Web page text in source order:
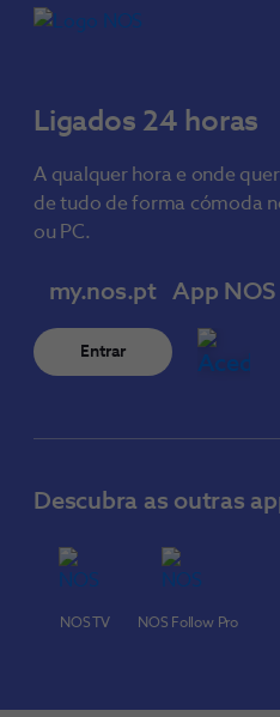
Ligados 24 horas
A qualquer hora e onde
de tudo de forma cómoda
ou PC.
my.nos.pt
Entrar
App NOS
Descubra as outras
NOS TV NOS Follow Pro